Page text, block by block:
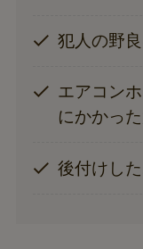
犯人の野
エアコン
にかかっ
後付けし